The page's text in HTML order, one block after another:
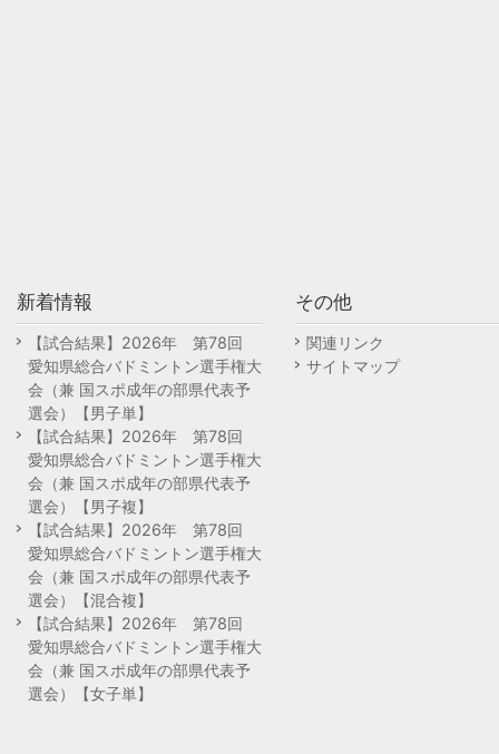
新着情報
【試合結果】2026年 第78回
愛知県総合バドミントン選手権大
会（兼 国スポ成年の部県代表予
選会）【男子単】
【試合結果】2026年 第78回
愛知県総合バドミントン選手権大
会（兼 国スポ成年の部県代表予
選会）【男子複】
【試合結果】2026年 第78回
愛知県総合バドミントン選手権大
会（兼 国スポ成年の部県代表予
選会）【混合複】
【試合結果】2026年 第78回
愛知県総合バドミントン選手権大
会（兼 国スポ成年の部県代表予
選会）【女子単】
その他
関連リンク
サイトマップ